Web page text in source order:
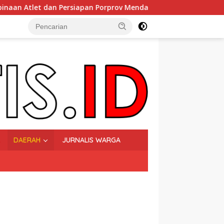
Porprov Mendatang Ketika Perempuan
DAERAH JURNALIS WARGA